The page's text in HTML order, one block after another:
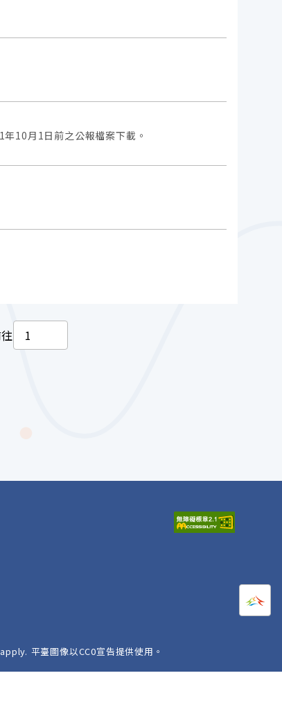
10月1日前之公報檔案下載。
打開
apply. 平臺圖像以CC0宣告提供使用。